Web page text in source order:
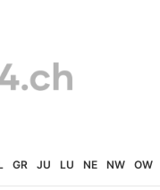
GR JU LU NE NW OW